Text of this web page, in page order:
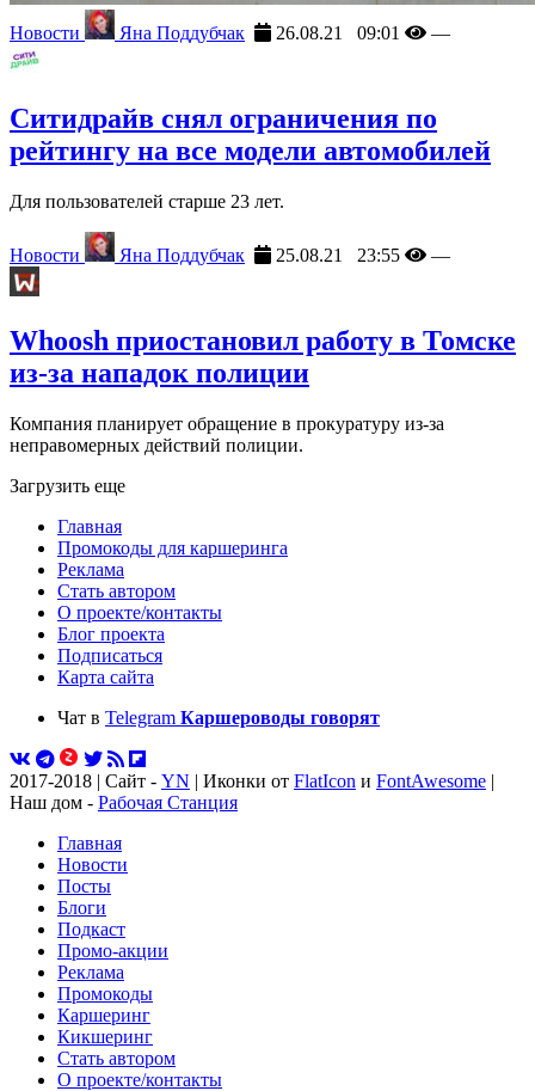
Новости Яна Поддубчак 26.08.21 09:01 —
Ситидрайв снял ограничения по
рейтингу на все модели автомобилей
Для пользователей старше 23 лет.
Новости Яна Поддубчак 25.08.21 23:55 —
Whoosh приостановил работу в Томске
из-за нападок полиции
Компания планирует обращение в прокуратуру из-за
неправомерных действий полиции.
Загрузить еще
Главная
Промокоды для каршеринга
Реклама
Стать автором
О проекте/контакты
Блог проекта
Подписаться
Карта сайта
Чат в Telegram Каршероводы говорят
2017-2018 | Сайт - YN | Иконки от FlatIcon и FontAwesome |
Наш дом - Рабочая Станция
Главная
Новости
Посты
Блоги
Подкаст
Промо-акции
Реклама
Промокоды
Каршеринг
Кикшеринг
Стать автором
О проекте/контакты